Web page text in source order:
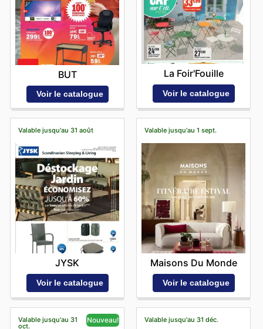
BUT
Voir le catalogue
La Foir'Fouille
Voir le catalogue
Valable jusqu'au 31 août
JYSK
Voir le catalogue
Valable jusqu'au 1 sept.
Maisons Du Monde
Voir le catalogue
Valable jusqu'au 31
oct.
Nouveau! Valable jusqu'au 31 déc.